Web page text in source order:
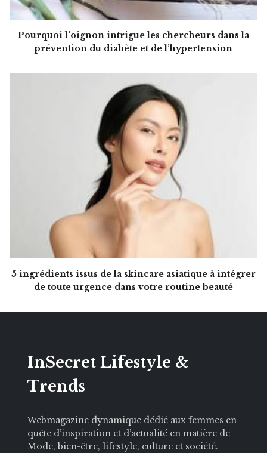
Pourquoi l’oignon intrigue les chercheurs dans la
prévention du diabète et de l’hypertension
5 ingrédients issus de la skincare asiatique à intégrer
de toute urgence dans votre routine beauté
InSecret Lifestyle &
Trends
Webmagazine dynamique dédié aux femmes en
quête d’inspiration et d’actualité en matière de
Mode, bien-être, lifestyle, culture et société.